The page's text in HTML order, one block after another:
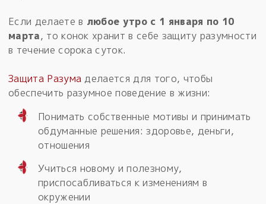
Если делаете в любое утро с 1 января по 10
марта, то конок хранит в себе защиту разумности
в течение сорока суток.
Защита Разума делается для того, чтобы
обеспечить разумное поведение в жизни:
Понимать собственные мотивы и принимать
обдуманные решения: здоровье, деньги,
отношения
Учиться новому и полезному,
приспосабливаться к изменениям в
окружении